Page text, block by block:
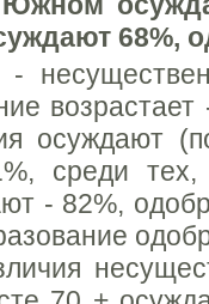
68%,
-
возрастает
осуждают (
, среди тех,
- 82%,
личия